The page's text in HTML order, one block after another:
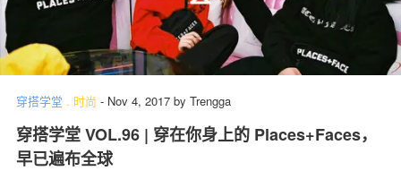
穿搭学堂 . 时尚 - Nov 4, 2017 by Trengga
穿搭学堂 VOL.96 | 穿在你身上的 Places+Faces，
早已遍布全球